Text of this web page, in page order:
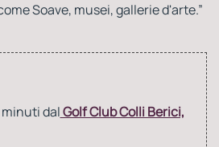
Soave, musei, gallerie d'arte.”
minuti dalGolf Club Colli Berici,